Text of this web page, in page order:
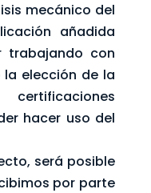
mecánico del
añadida
trabajando con
elección de la
hacer uso del
será posible
por parte